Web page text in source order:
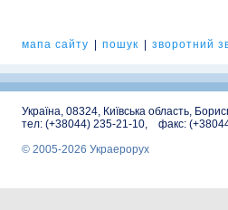
мапа сайту пошук зворотний
Україна, 08324, Київська область,
тел: (+38044) 235-21-10, факс:
© 2005-2026 Украерорух